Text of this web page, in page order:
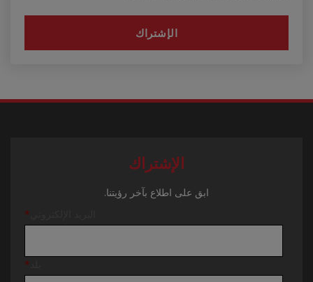
الإشتراك
ابق على اطلاع بآخر رؤيتنا.
*
*